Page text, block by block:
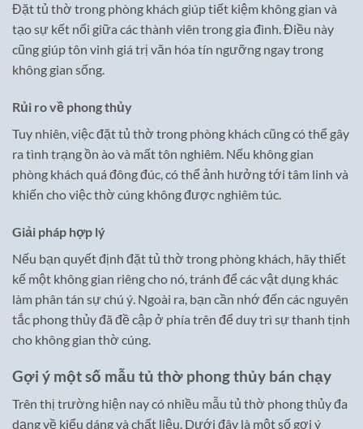
Đặt tủ thờ trong phòng khách giúp tiết kiệm không gian và
tạo sự kết nối giữa các thành viên trong gia đình. Điều này
cũng giúp tôn vinh giá trị văn hóa tín ngưỡng ngay trong
không gian sống.
Rủi ro về phong thủy
Tuy nhiên, việc đặt tủ thờ trong phòng khách cũng có thể gây
ra tình trạng ồn ào và mất tôn nghiêm. Nếu không gian
phòng khách quá đông đúc, có thể ảnh hưởng tới tâm linh và
khiến cho việc thờ cúng không được nghiêm túc.
Giải pháp hợp lý
Nếu bạn quyết định đặt tủ thờ trong phòng khách, hãy thiết
kế một không gian riêng cho nó, tránh để các vật dụng khác
làm phân tán sự chú ý. Ngoài ra, bạn cần nhớ đến các nguyên
tắc phong thủy đã đề cập ở phía trên để duy trì sự thanh tịnh
cho không gian thờ cúng.
Gợi ý một số mẫu tủ thờ phong thủy bán chạy
Trên thị trường hiện nay có nhiều mẫu tủ thờ phong thủy đa
dạng về kiểu dáng và chất liệu. Dưới đây là một số gợi ý